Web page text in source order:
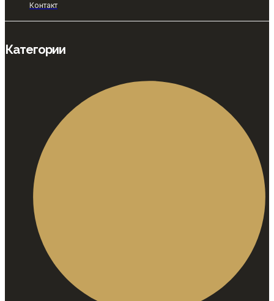
Контакт
Категории